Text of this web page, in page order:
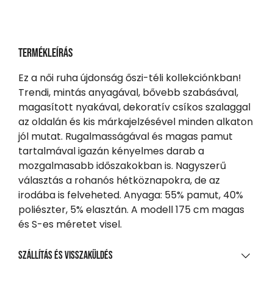
Termékleírás
Ez a női ruha újdonság őszi-téli kollekciónkban!
Trendi, mintás anyagával, bővebb szabásával,
magasított nyakával, dekoratív csíkos szalaggal
az oldalán és kis márkajelzésével minden alkaton
jól mutat. Rugalmasságával és magas pamut
tartalmával igazán kényelmes darab a
mozgalmasabb időszakokban is. Nagyszerű
választás a rohanós hétköznapokra, de az
irodába is felveheted. Anyaga: 55% pamut, 40%
poliészter, 5% elasztán. A modell 175 cm magas
és S-es méretet visel.
Szállítás és visszaküldés